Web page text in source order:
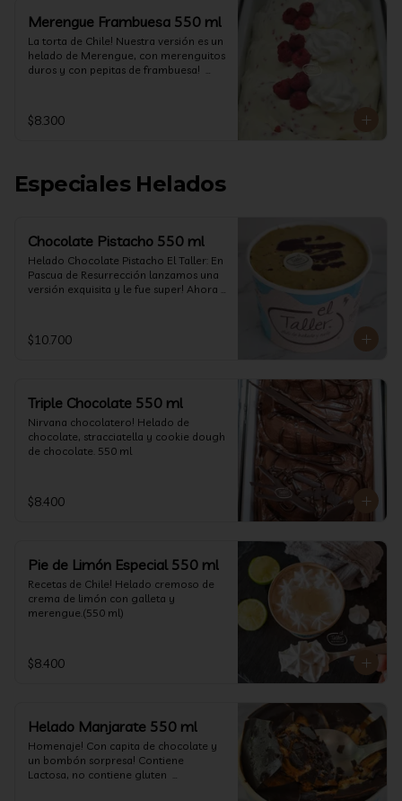
Merengue Frambuesa 550 ml
La torta de Chile! Nuestra versión es un
helado de Merengue, con merenguitos
duros y con pepitas de frambuesa!
$8.300
Especiales Helados
Chocolate Pistacho 550 ml
Helado Chocolate Pistacho El Taller: En
Pascua de Resurrección lanzamos una
versión exquisita y le fue super! Ahora
calidad, al centro una bomba de
chocolate blanco relleno de crema de
$10.700
Triple Chocolate 550 ml
Nirvana chocolatero! Helado de
chocolate, stracciatella y cookie dough
de chocolate. 550 ml
$8.400
Pie de Limón Especial 550 ml
Recetas de Chile! Helado cremoso de
crema de limón con galleta y
merengue.(550 ml)
$8.400
Helado Manjarate 550 ml
Homenaje! Con capita de chocolate y
un bombón sorpresa! Contiene
Lactosa, no contiene gluten